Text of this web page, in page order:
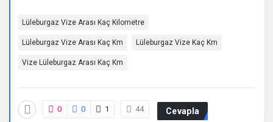
Lüleburgaz Vize Arası Kaç Kilometre
Lüleburgaz Vize Arası Kaç Km Lüleburgaz Vize Kaç Km
Vize Lüleburgaz Arası Kaç Km
0 0 1 44 Cevapla